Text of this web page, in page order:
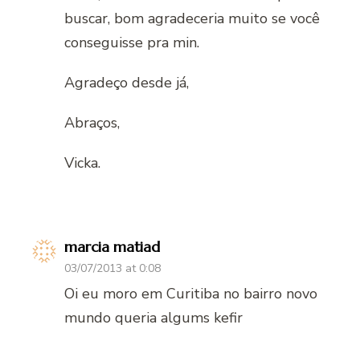
buscar, bom agradeceria muito se você
conseguisse pra min.
Agradeço desde já,
Abraços,
Vicka.
marcia matiad
03/07/2013 at 0:08
Oi eu moro em Curitiba no bairro novo
mundo queria algums kefir